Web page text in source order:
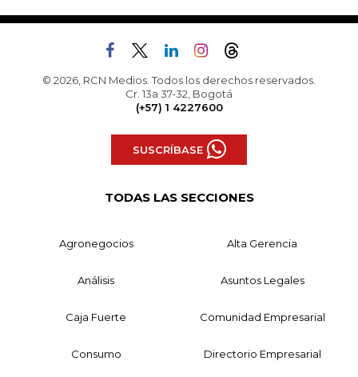
© 2026, RCN Medios. Todos los derechos reservados.
Cr. 13a 37-32, Bogotá
(+57) 1 4227600
SUSCRÍBASE
TODAS LAS SECCIONES
Agronegocios Alta Gerencia
Análisis Asuntos Legales
Caja Fuerte Comunidad Empresarial
Consumo Directorio Empresarial